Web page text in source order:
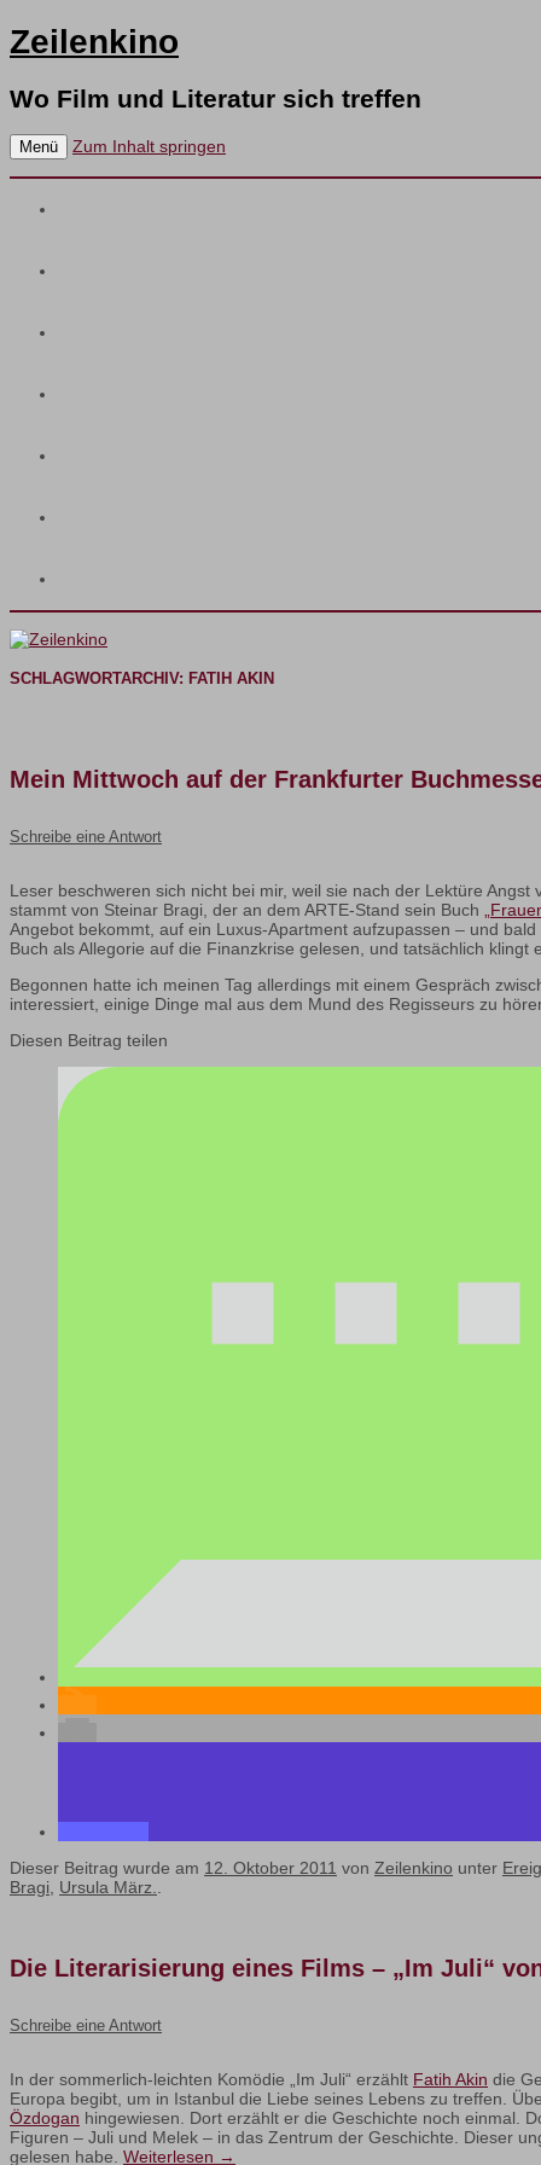
Zeilenkino
Wo Film und Literatur sich treffen
Menü Zum Inhalt springen
SCHLAGWORTARCHIV: FATIH AKIN
Mein Mittwoch auf der Frankfurter
Schreibe eine Antwort
Leser beschweren sich nicht bei mir, weil sie nach der Lektüre
stammt von Steinar Bragi, der an dem ARTE-Stand sein Buch
Angebot bekommt, auf ein Luxus-Apartment aufzupassen – und
Buch als Allegorie auf die Finanzkrise gelesen, und tatsächlich
Begonnen hatte ich meinen Tag allerdings mit einem Gespräch
interessiert, einige Dinge mal aus dem Mund des Regisseurs zu
Diesen Beitrag teilen
Dieser Beitrag wurde am 12. Oktober 2011 von Zeilenkino unter
Bragi, Ursula März..
Die Literarisierung eines Films – „Im Juli“
Schreibe eine Antwort
In der sommerlich-leichten Komödie „Im Juli“ erzählt Fatih Akin die
Europa begibt, um in Istanbul die Liebe seines Lebens zu treffen.
Özdogan hingewiesen. Dort erzählt er die Geschichte noch einmal.
Figuren – Juli und Melek – in das Zentrum der Geschichte. Dieser
gelesen habe. Weiterlesen →